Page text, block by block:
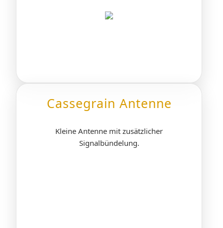
Cassegrain Antenne
Kleine Antenne mit zusätzlicher
Signalbündelung.